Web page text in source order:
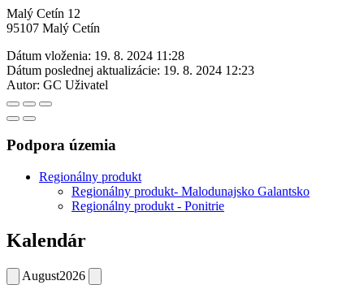
Malý Cetín 12
95107 Malý Cetín
Dátum vloženia: 19. 8. 2024 11:28
Dátum poslednej aktualizácie: 19. 8. 2024 12:23
Autor: GC Uživatel
Podpora územia
Regionálny produkt
Regionálny produkt- Malodunajsko Galantsko
Regionálny produkt - Ponitrie
Kalendár
August2026